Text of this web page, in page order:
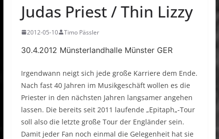
Judas Priest / Thin Lizzy
2012-05-10 Timo Pässler
30.4.2012 Münsterlandhalle Münster GER
Irgendwann neigt sich jede große Karriere dem Ende.
Nach fast 40 Jahren im Musikgeschäft wollen es die
Priester in den nächsten Jahren langsamer angehen
lassen. Die bereits seit 2011 laufende „Epitaph„-Tour
soll also die letzte große Tour der Engländer sein.
Damit jeder Fan noch einmal die Gelegenheit hat sie